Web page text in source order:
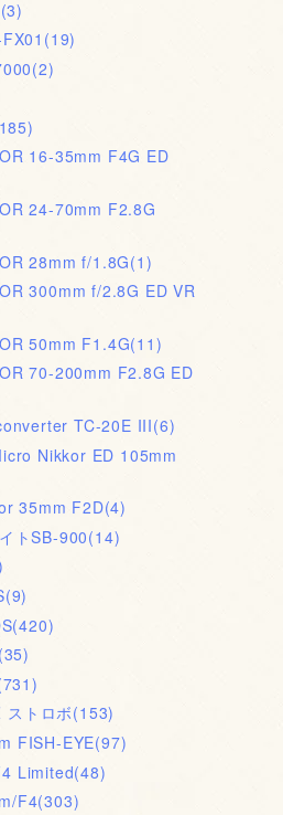
(3)
(19)
(2)
16-35mm F4G ED
24-70mm F2.8G
28mm f/1.8G(1)
300mm f/2.8G ED VR
50mm F1.4G(11)
70-200mm F2.8G ED
TC-20E III(6)
Nikkor ED 105mm
35mm F2D(4)
トSB-900(14)
(9)
(420)
(35)
トロボ(153)
FISH-EYE(97)
Limited(48)
F4(303)